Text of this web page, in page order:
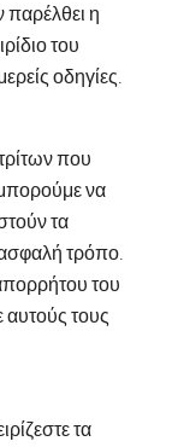
παρέλθει η
του
οδηγίες.
που
να
τα
τρόπο.
του
αυτούς τους
τα